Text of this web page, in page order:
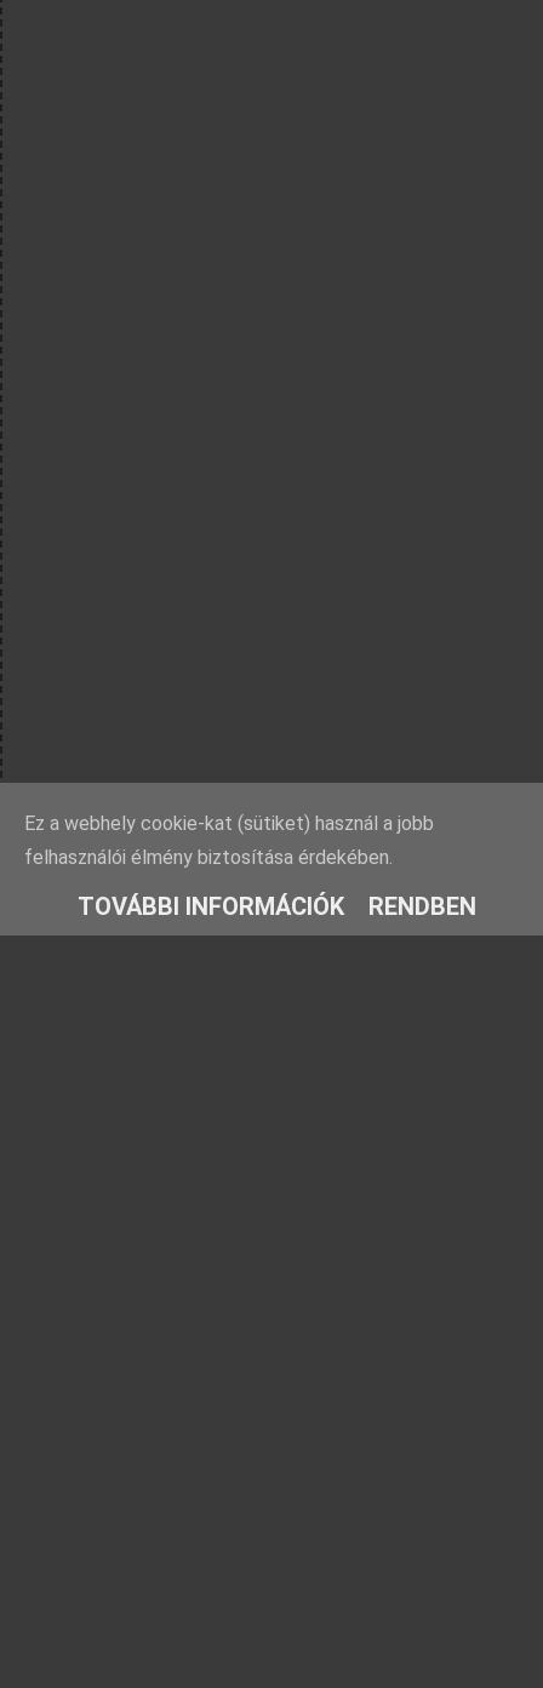
Ez a webhely cookie-kat (sütiket) használ a jobb
felhasználói élmény biztosítása érdekében.
TOVÁBBI INFORMÁCIÓK RENDBEN